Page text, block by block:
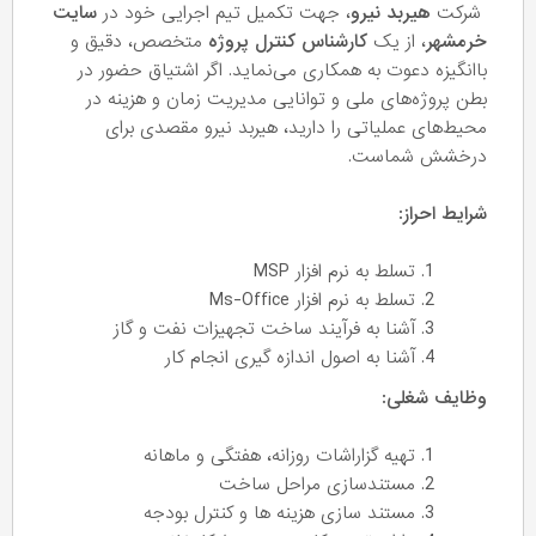
شرکت هیربد نیرو، جهت تکمیل تیم اجرایی خود در سایت
خرمشهر، از یک کارشناس کنترل پروژه متخصص، دقیق و
باانگیزه دعوت به همکاری می‌نماید. اگر اشتیاق حضور در
بطن پروژه‌های ملی و توانایی مدیریت زمان و هزینه در
محیط‌های عملیاتی را دارید، هیربد نیرو مقصدی برای
درخشش شماست.
شرایط احراز:
تسلط به نرم افزار MSP
تسلط به نرم افزار Ms-Office
آشنا به فرآیند ساخت تجهیزات نفت و گاز
آشنا به اصول اندازه گیری انجام کار
وظایف شغلی:
تهیه گزاراشات روزانه، هفتگی و ماهانه
مستندسازی مراحل ساخت
مستند سازی هزینه ها و کنترل بودجه